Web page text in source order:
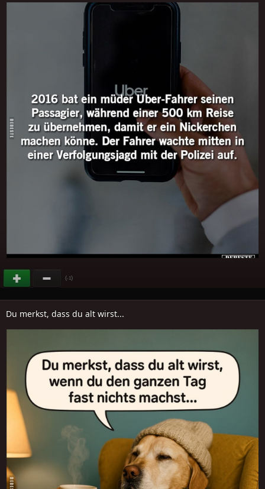
(-1)
Du merkst, dass du alt wirst...